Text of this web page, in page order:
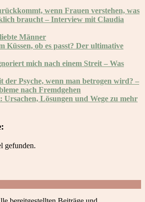
wenn Frauen verstehen, was
braucht – Interview mit Claudia
Männer
Küssen, ob es passt? Der ultimative
mich nach einem Streit – Was
der Psyche, wenn man betrogen wird? –
nach Fremdgehen
Ursachen, Lösungen und Wege zu mehr
gefunden.